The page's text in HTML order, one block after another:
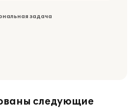
задача
следующие